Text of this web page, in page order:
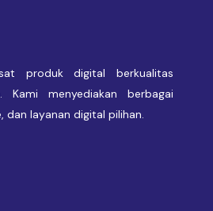
produk digital berkualitas
Kami menyediakan berbagai
dan layanan digital pilihan.